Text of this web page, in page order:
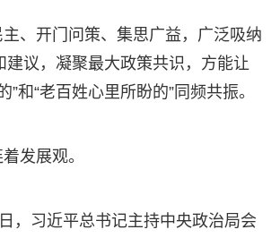
主、开门问策、集思广益，广泛吸纳
建议，凝聚最大政策共识，方能让
”和“老百姓心里所盼的”同频共振。
发展观。
，习近平总书记主持中央政治局会